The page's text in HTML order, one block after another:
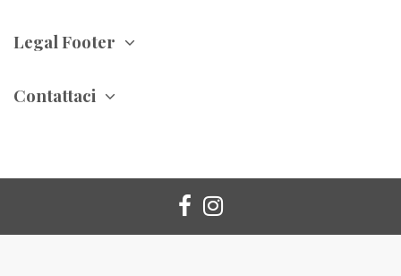
Legal Footer
Contattaci